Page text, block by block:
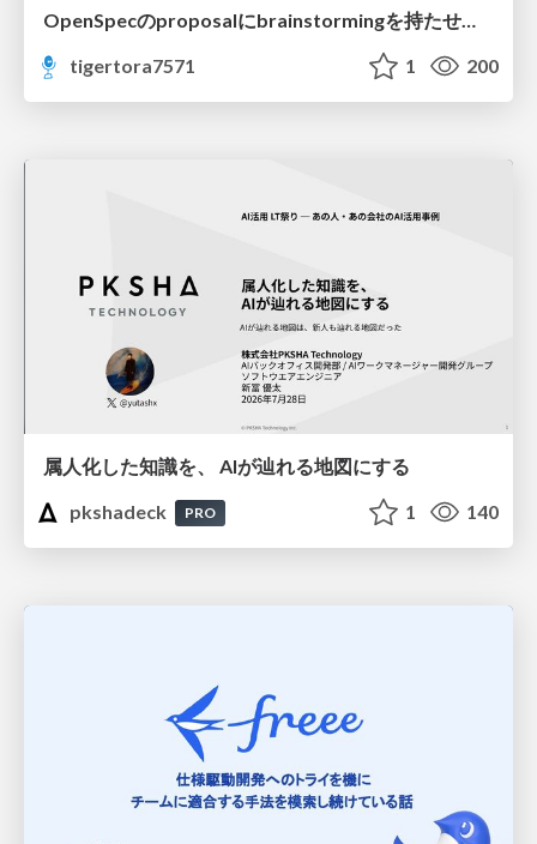
OpenSpecのproposalにbrainstormingを持たせてみた
tigertora7571
1 200
属人化した知識を、 AIが辿れる地図にする
pkshadeck
PRO 1 140